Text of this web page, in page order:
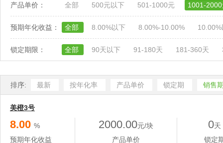
产品单价： 全部 500元以下 501-1000元 1001-
预期年化收益： 全部 8.00%以下 8.00%-10.00%
锁定期限： 全部 90天以下 91-180天 181-360天
排序: 最新 按年化率 产品单价 锁定期 销售
美橙3号
8.00 %
预期年化收益
2000.00元/块
产品单价
0天
锁定